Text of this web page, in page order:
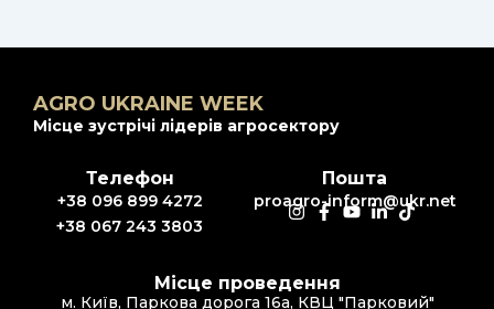
AGRO UKRAINE WEEK
Місце зустрічі лідерів агросектору
Телефон
+38 096 899 4272
+38 067 243 3803
Пошта
proagro-inform@ukr.net
Місце проведення
м. Київ, Паркова дорога 16а, КВЦ "Парковий"